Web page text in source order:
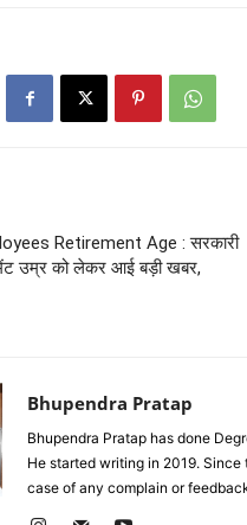
Retirement Age : सरकारी
उम्र को लेकर आई बड़ी खबर,
Bhupendra Pratap
Bhupendra Pratap has done
He started writing in 2019.
case of any complain or